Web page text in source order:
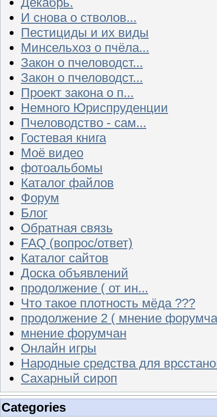
И снова о стволов...
Пестициды и их виды
Минсельхоз о пчёла...
Закон о пчеловодст...
Закон о пчеловодст...
Проект закона о п...
Немного Юриспруденции
Пчеловодство - сам...
Гостевая книга
Моё видео
фотоальбомы
Каталог файлов
Форум
Блог
Обратная связь
FAQ (вопрос/ответ)
Каталог сайтов
Доска объявлений
продолжение ( от ин...
Что такое плотность мёда ???
продолжение 2 ( мнение
мнение форумчан
Онлайн игры
Народные средства для
Сахарный сироп
Categories